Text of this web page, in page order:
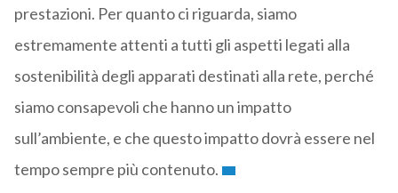
prestazioni. Per quanto ci riguarda, siamo
estremamente attenti a tutti gli aspetti legati alla
sostenibilità degli apparati destinati alla rete, perché
siamo consapevoli che hanno un impatto
sull’ambiente, e che questo impatto dovrà essere nel
tempo sempre più contenuto.